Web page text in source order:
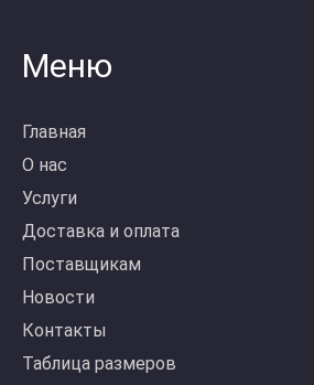
Меню
Главная
О нас
Услуги
Доставка и оплата
Поставщикам
Новости
Контакты
Таблица размеров